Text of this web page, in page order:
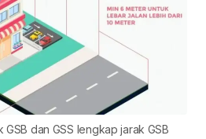
GSB dan GSS lengkap jarak GSB